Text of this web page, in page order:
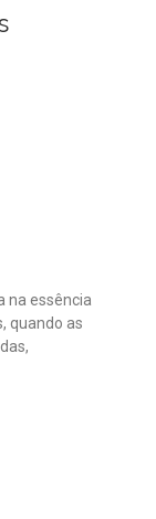
na essência
quando as